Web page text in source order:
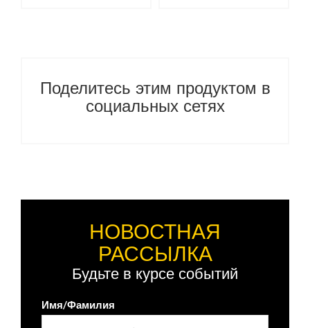
Поделитесь этим продуктом в
социальных сетях
НОВОСТНАЯ
РАССЫЛКА
Будьте в курсе событий
Имя/Фамилия